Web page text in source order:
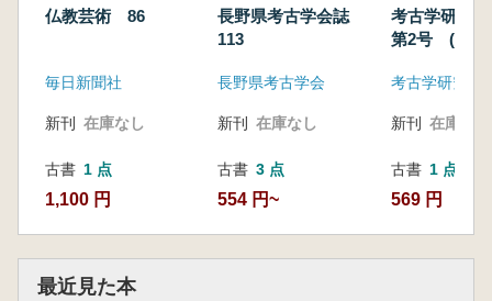
仏教芸術 86
毎日新聞社
新刊 在庫なし
古書 1 点
1,100 円
長野県考古学会誌
113
長野県考古学会
新刊 在庫なし
古書 3 点
554 円~
考古学研究
第2号 (通巻
考古学研究会
新刊 在庫なし
古書 1 点
569 円
最近見た本